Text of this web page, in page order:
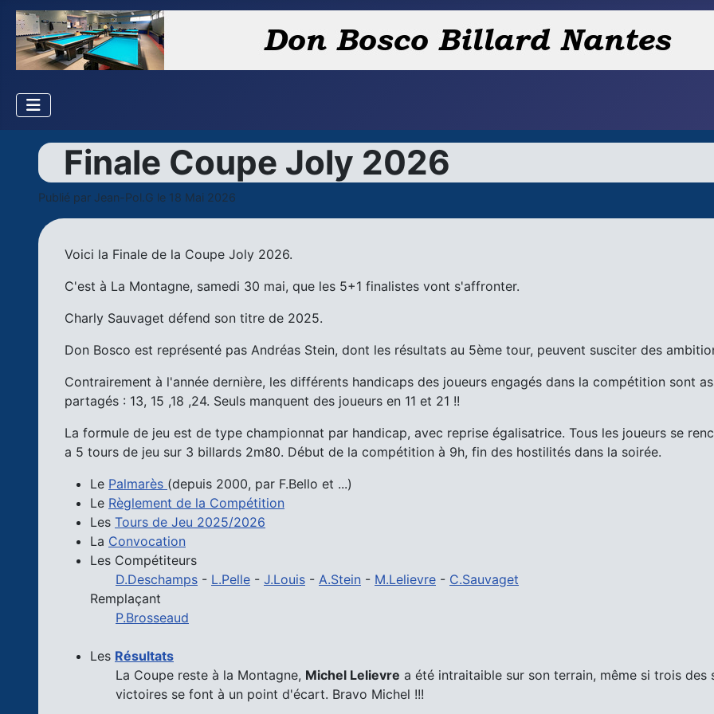
Finale Coupe Joly 2026
Publié par Jean-Pol.G le 18 Mai 2026
Voici la Finale de la Coupe Joly 2026.
C'est à La Montagne, samedi 30 mai, que les 5+1 finalistes vont s'affronter.
Charly Sauvaget défend son titre de 2025.
Don Bosco est représenté pas Andréas Stein, dont les résultats au 5ème tour, peuvent susciter des
Contrairement à l'année dernière, les différents handicaps des joueurs engagés dans la compétition sont
partagés : 13, 15 ,18 ,24. Seuls manquent des joueurs en 11 et 21 !!
La formule de jeu est de type championnat par handicap, avec reprise égalisatrice. Tous les joueurs se
a 5 tours de jeu sur 3 billards 2m80. Début de la compétition à 9h, fin des hostilités dans la soirée.
Le Palmarès (depuis 2000, par F.Bello et ...)
Le Règlement de la Compétition
Les Tours de Jeu 2025/2026
La Convocation
Les Compétiteurs
D.Deschamps - L.Pelle - J.Louis - A.Stein - M.Lelievre - C.Sauvaget
Remplaçant
P.Brosseaud
Les Résultats
La Coupe reste à la Montagne, Michel Lelievre a été intraitaible sur son terrain, même si trois des
victoires se font à un point d'écart. Bravo Michel !!!